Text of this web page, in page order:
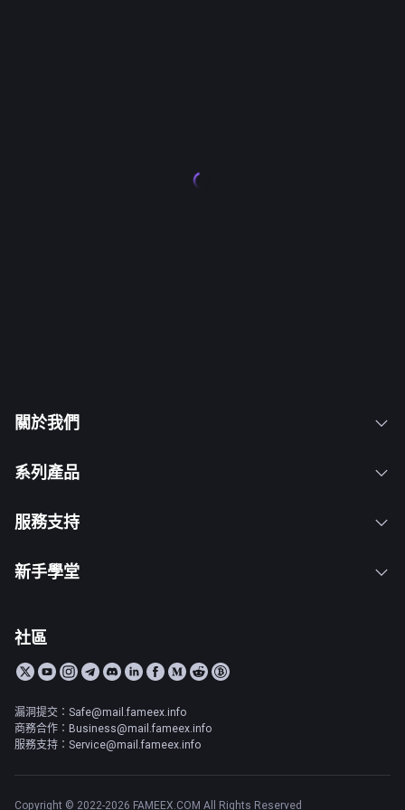
關於我們
系列產品
服務支持
新手學堂
社區
漏洞提交：Safe@mail.fameex.info
商務合作：Business@mail.fameex.info
服務支持：Service@mail.fameex.info
Copyright © 2022-2026 FAMEEX.COM All Rights Reserved